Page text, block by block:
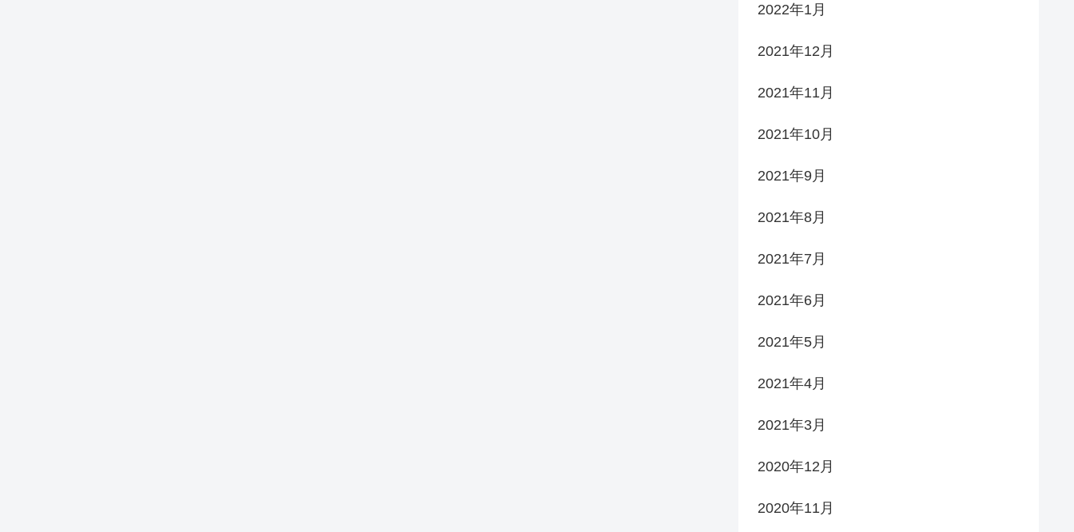
2022年1月
2021年12月
2021年11月
2021年10月
2021年9月
2021年8月
2021年7月
2021年6月
2021年5月
2021年4月
2021年3月
2020年12月
2020年11月